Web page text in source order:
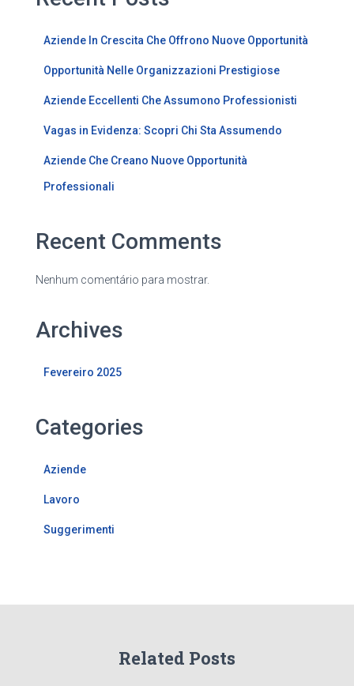
Aziende In Crescita Che Offrono Nuove Opportunità
Opportunità Nelle Organizzazioni Prestigiose
Aziende Eccellenti Che Assumono Professionisti
Vagas in Evidenza: Scopri Chi Sta Assumendo
Aziende Che Creano Nuove Opportunità
Professionali
Recent Comments
Nenhum comentário para mostrar.
Archives
Fevereiro 2025
Categories
Aziende
Lavoro
Suggerimenti
Related Posts